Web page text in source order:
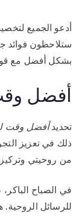
أدعو الجميع
ستلاحظون فوائد
بشكل أفضل مع
أفضل
تحديدأفضل وقت
ذلك في تعزيز
من روحيتي
في الصباح
للرسائل الروحية.